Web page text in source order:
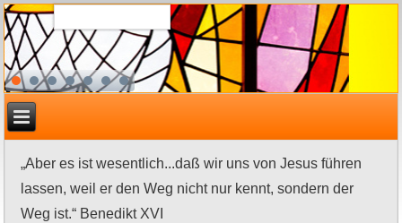
„Aber es ist wesentlich...daß wir uns von Jesus führen
lassen, weil er den Weg nicht nur kennt, sondern der
Weg ist.“ Benedikt XVI